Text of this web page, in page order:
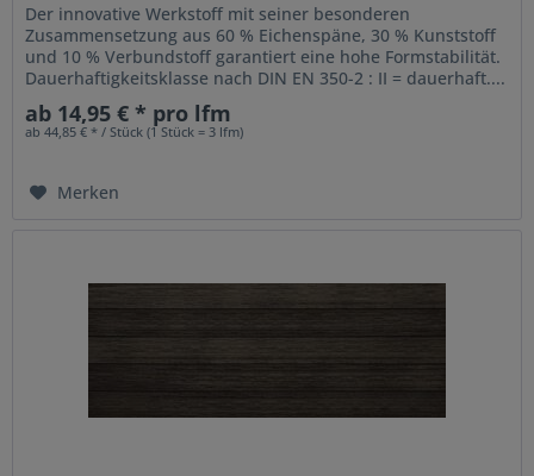
Der innovative Werkstoff mit seiner besonderen
Zusammensetzung aus 60 % Eichenspäne, 30 % Kunststoff
und 10 % Verbundstoff garantiert eine hohe Formstabilität.
Dauerhaftigkeitsklasse nach DIN EN 350-2 : II = dauerhaft....
ab 14,95 € * pro lfm
ab 44,85 € * / Stück (1 Stück = 3 lfm)
Merken